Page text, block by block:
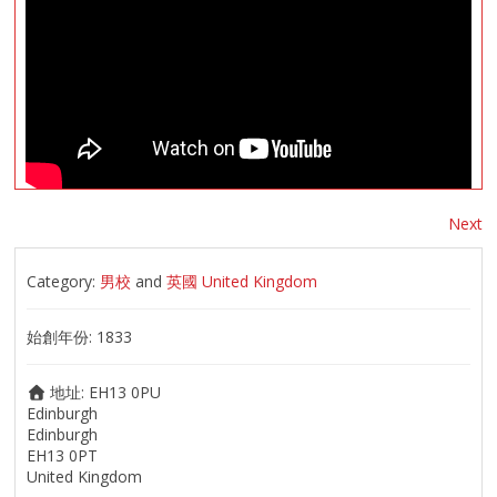
Next
Category: 男校 and英國 United Kingdom
始創年份: 1833
地址: EH13 0PU
Edinburgh
Edinburgh
EH13 0PT
United Kingdom